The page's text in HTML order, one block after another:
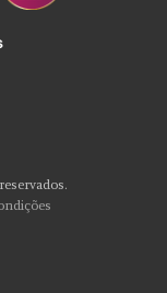
fornecer recursos
outras informações
serviços. Você